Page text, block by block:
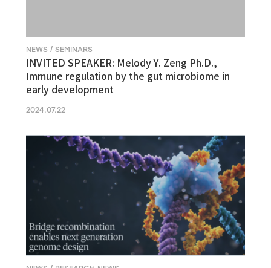
NEWS / SEMINARS
INVITED SPEAKER: Melody Y. Zeng Ph.D.,
Immune regulation by the gut microbiome in
early development
2024.07.22